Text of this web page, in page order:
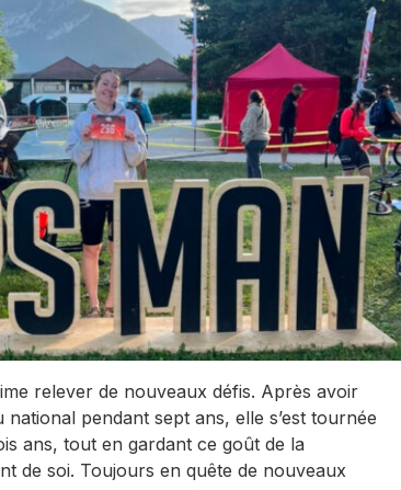
relever de nouveaux défis. Après avoir
pendant sept ans, elle s’est tournée
ans, tout en gardant ce goût de la
de soi. Toujours en quête de nouveaux